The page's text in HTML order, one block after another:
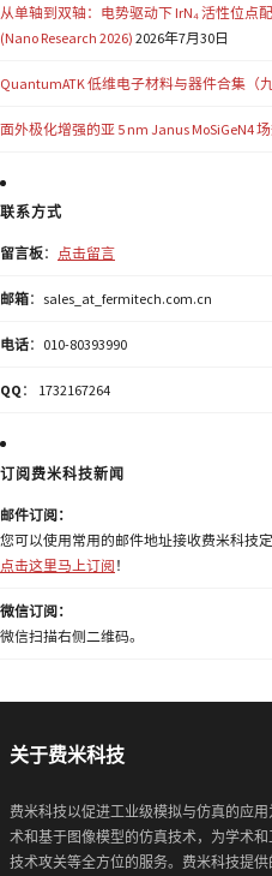
从单轴到双轴：电势驱动下 IrN₄ 活性位点
(Nano Research 2026) 2026年7月30日
QuantumATK 低维电子材料与器件合集（九
面外极化增强的亚 5 nm Janus MoSiGeN4
联系方式
留言板： 点击留言
邮箱：sales_at_fermitech.com.cn
电话：010-80393990
QQ ： 1732167264
订阅费米科技新闻
邮件订阅：
您可以使用常用的邮件地址接收费米科技
点击这里马上订阅 ！
微信订阅：
微信扫描右侧二维码。
关于费米科技
费米科技以促进工业级模拟与仿真的应
术和基于图像模型的仿真技术，为学术
技术攻关等全方位的服务。费米科技提